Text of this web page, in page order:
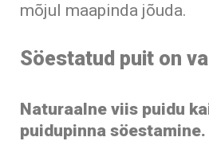
mõjul maapinda jõuda.
Söestatud puit on
Naturaalne viis puidu
puidupinna söestamine.